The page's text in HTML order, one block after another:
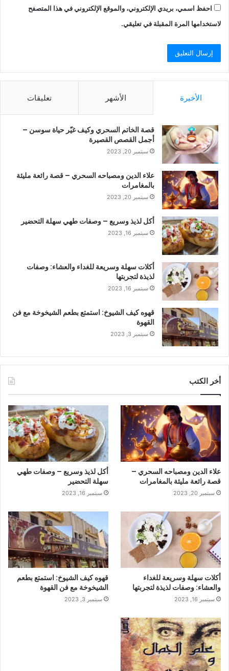
احفظ اسمي، بريدي الإلكتروني، والموقع الإلكتروني في هذا المتصفح
لاستخدامها المرة المقبلة في تعليقي.
الأخيرة الأشهر تعليقات
قصة الخاتم السحري وكيف غيّر حياة سوسن –
أجمل القصص القصيرة
سبتمبر 20, 2023
علاء الدين ومصباحه السحري – قصة رائعة مليئة
بالمغامرات
سبتمبر 20, 2023
أكل لذيذ وسريع – وصفات طهي سهلة التحضير
سبتمبر 16, 2023
أكلات سهلة وسريعة للغداء والعشاء: وصفات
لذيذة لتجربتها
سبتمبر 16, 2023
قهوه كيف الشيوخ: استمتع بطعم الشيخوخة مع فن
القهوة
سبتمبر 3, 2023
أخر الكتب
علاء الدين ومصباحه السحري –
قصة رائعة مليئة بالمغامرات
سبتمبر 20, 2023
أكل لذيذ وسريع – وصفات طهي
سهلة التحضير
سبتمبر 16, 2023
أكلات سهلة وسريعة للغداء
والعشاء: وصفات لذيذة لتجربتها
سبتمبر 16, 2023
قهوه كيف الشيوخ: استمتع بطعم
الشيخوخة مع فن القهوة
سبتمبر 3, 2023